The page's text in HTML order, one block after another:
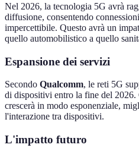
Nel 2026, la tecnologia 5G avrà
diffusione, consentendo
impercettibile. Questo avrà un
quello automobilistico a quello
Espansione dei servizi
Secondo Qualcomm, le reti 5G
di dispositivi entro la fine del
crescerà in modo esponenziale,
l'interazione tra dispositivi.
L'impatto futuro